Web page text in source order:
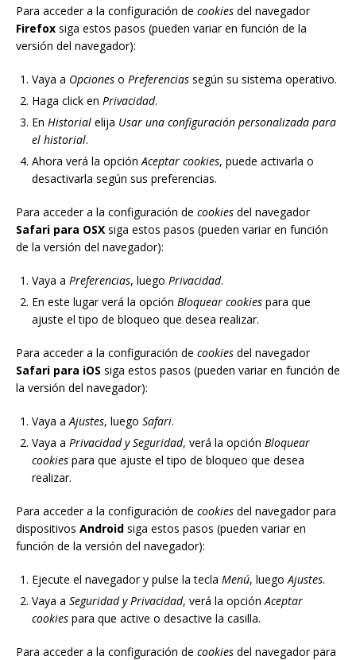
Para acceder a la configuración de cookies del navegador
Firefox siga estos pasos (pueden variar en función de la
versión del navegador):
Vaya a Opciones o Preferencias según su sistema operativo.
Haga click en Privacidad.
En Historial elija Usar una configuración personalizada para
el historial.
Ahora verá la opciónAceptar cookies, puede activarla o
desactivarla según sus preferencias.
Para acceder a la configuración de cookies del navegador
Safari para OSX siga estos pasos (pueden variar en función
de la versión del navegador):
Vaya a Preferencias, luego Privacidad.
En este lugar verá la opción Bloquear cookies para que
ajuste el tipo de bloqueo que desea realizar.
Para acceder a la configuración de cookies del navegador
Safari para iOS siga estos pasos (pueden variar en función de
la versión del navegador):
Vaya aAjustes, luego Safari.
Vaya a Privacidad y Seguridad, verá la opción Bloquear
cookies para que ajuste el tipo de bloqueo que desea
realizar.
Para acceder a la configuración de cookies del navegador para
dispositivos Android siga estos pasos (pueden variar en
función de la versión del navegador):
Ejecute el navegador y pulse la tecla Menú, luegoAjustes.
Vaya a Seguridad y Privacidad, verá la opciónAceptar
cookies para que active o desactive la casilla.
Para acceder a la configuración de cookies del navegador para